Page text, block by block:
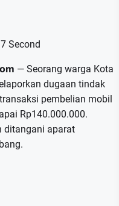
Second
— Seorang warga Kota
dugaan tindak
pembelian mobil
Rp140.000.000.
ditangani aparat